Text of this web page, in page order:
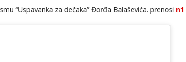
“Uspavanka za dečaka” Đorđa Balaševića. prenosi n1